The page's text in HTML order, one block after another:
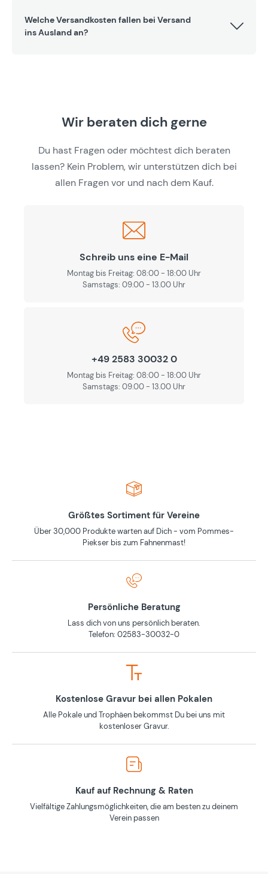
Welche Versandkosten fallen bei Versand
ins Ausland an?
Wir beraten dich gerne
Du hast Fragen oder möchtest dich beraten
lassen? Kein Problem, wir unterstützen dich bei
allen Fragen vor und nach dem Kauf.
Schreib uns eine E-Mail
Montag bis Freitag: 08:00 - 18:00 Uhr
Samstags: 09.00 - 13.00 Uhr
+49 2583 30032 0
Montag bis Freitag: 08:00 - 18:00 Uhr
Samstags: 09.00 - 13.00 Uhr
Größtes Sortiment für Vereine
Über 30,000 Produkte warten auf Dich - vom Pommes-
Piekser bis zum Fahnenmast!
Persönliche Beratung
Lass dich von uns persönlich beraten.
Telefon: 02583-30032-0
Kostenlose Gravur bei allen Pokalen
Alle Pokale und Trophäen bekommst Du bei uns mit
kostenloser Gravur.
Kauf auf Rechnung & Raten
Vielfältige Zahlungsmöglichkeiten, die am besten zu deinem
Verein passen